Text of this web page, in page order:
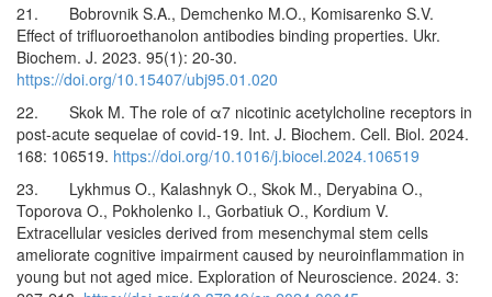
21. Bobrovnik S.A., Demchenko M.O., Komisarenko S.V.
Effect of trifluoroethanolon antibodies binding properties. Ukr.
Biochem. J. 2023. 95(1): 20-30.
https://doi.org/10.15407/ubj95.01.020
22. Skok M. The role of α7 nicotinic acetylcholine receptors in
post-acute sequelae of covid-19. Int. J. Biochem. Cell. Biol. 2024.
168: 106519. https://doi.org/10.1016/j.biocel.2024.106519
23. Lykhmus O., Kalashnyk O., Skok M., Deryabina O.,
Toporova O., Pokholenko I., Gorbatiuk O., Kordium V.
Extracellular vesicles derived from mesenchymal stem cells
ameliorate cognitive impairment caused by neuroinflammation in
young but not aged mice. Exploration of Neuroscience. 2024. 3: